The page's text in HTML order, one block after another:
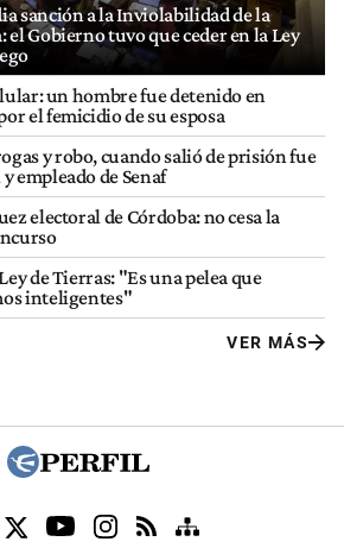
sanción a la Inviolabilidad de la
el Gobierno tuvo que ceder en la Ley
un hombre fue detenido en
el femicidio de su esposa
y robo, cuando salió de prisión fue
empleado de Senaf
electoral de Córdoba: no cesa la
de Tierras: "Es una pelea que
inteligentes"
VER MÁS